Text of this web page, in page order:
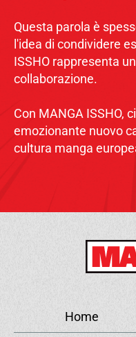
Questa parola è
l'idea di condividere
ISSHO rappresenta
collaborazione.
Con MANGA ISSHO,
emozionante nuovo
cultura manga
Home